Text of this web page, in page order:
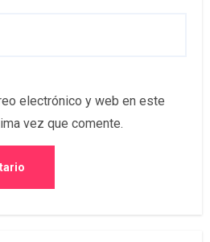
electrónico y web en este
vez que comente.